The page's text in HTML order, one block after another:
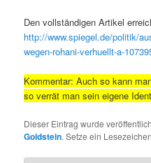
Den vollständigen Artikel
http://www.spiegel.de/politik/
wegen-rohani-verhuellt-a-
Kommentar: Auch so kann
so verrät man sein eigene
Dieser Eintrag wurde
Goldstein. Setze ein